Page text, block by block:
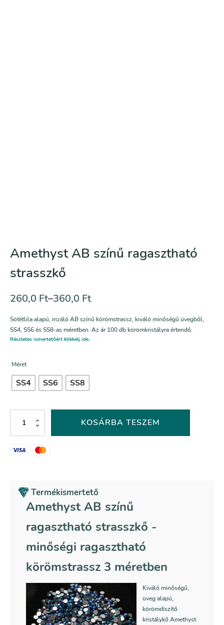
Amethyst AB színű ragasztható
strasszkő
260,0 Ft–360,0 Ft
Sötétlila alapú, irizáló AB színű körömstrassz, kiváló minőségű üvegből,
SS4, SS6 és SS8-as méretben. Az ár 100 db körömkristályra értendő.
Részletes ismertetőért klikkelj ide..
Méret
SS4 SS6 SS8
színű
ragasztható
KOSÁRBA TESZEM
Termékismertető
Amethyst AB színű
ragasztható strasszkő -
minőségi ragasztható
körömstrassz 3 méretben
Kiváló minőségű,
üveg alapú,
körömdíszítő
kristálykő Amethyst